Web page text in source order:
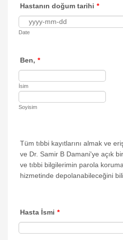
Hastanın doğum tarihi *
Date
Ben, *
İsim
Soyisim
Tüm tıbbi kayıtlarını almak ve
ve Dr. Samir B Damani'ye açık
ve tıbbi bilgilerimin parola
hizmetinde depolanabileceğini
Hasta İsmi *